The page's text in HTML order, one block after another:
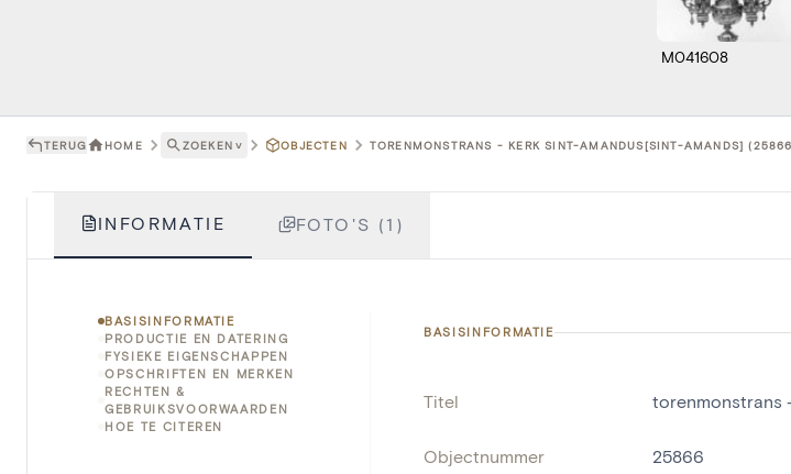
M041608
TERUG HOME ZOEKEN ˅ OBJECTEN TORENMONSTRANS - KERK SINT-AMANDUS[SINT-AMANDS]
INFORMATIE FOTO'S (1)
BASISINFORMATIE
PRODUCTIE EN DATERING
FYSIEKE EIGENSCHAPPEN
OPSCHRIFTEN EN MERKEN
RECHTEN &
GEBRUIKSVOORWAARDEN
HOE TE CITEREN
BASISINFORMATIE
Titel torenmonstrans
Objectnummer 25866